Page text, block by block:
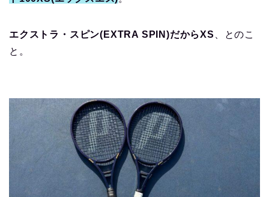
エクストラ・スピン(EXTRA SPIN)だからXS
、とのこ
と。